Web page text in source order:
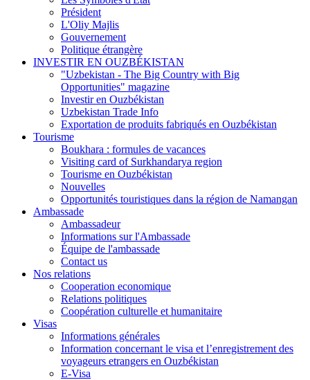
Président
L'Oliy Majlis
Gouvernement
Politique étrangère
INVESTIR EN OUZBÉKISTAN
"Uzbekistan - The Big Country with Big
Opportunities" magazine
Investir en Ouzbékistan
Uzbekistan Trade Info
Exportation de produits fabriqués en Ouzbékistan
Tourisme
Boukhara : formules de vacances
Visiting card of Surkhandarya region
Tourisme en Ouzbékistan
Nouvelles
Opportunités touristiques dans la région de Namangan
Ambassade
Ambassadeur
Informations sur l'Ambassade
Équipe de l'ambassade
Contact us
Nos relations
Cooperation economique
Relations politiques
Coopération culturelle et humanitaire
Visas
Informations générales
Information concernant le visa et l’enregistrement des
voyageurs etrangers en Ouzbékistan
E-Visa